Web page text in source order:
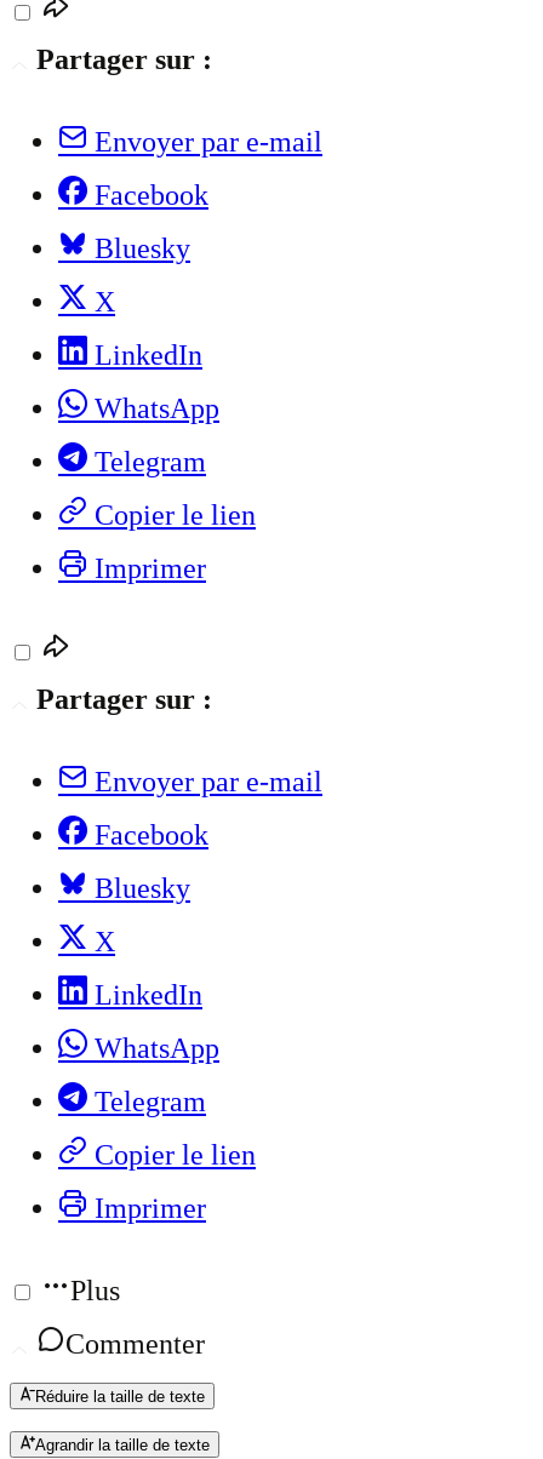
Partager sur :
Envoyer par e-mail
Facebook
Bluesky
X
LinkedIn
WhatsApp
Telegram
Copier le lien
Imprimer
Partager sur :
Envoyer par e-mail
Facebook
Bluesky
X
LinkedIn
WhatsApp
Telegram
Copier le lien
Imprimer
Plus
Commenter
Réduire la taille de texte
Agrandir la taille de texte